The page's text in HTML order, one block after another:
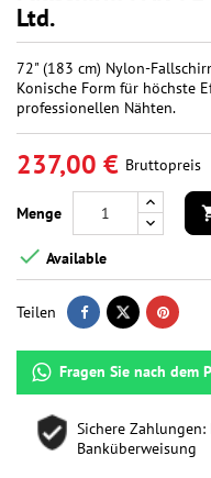
Ltd.
72" (183 cm) Nylon-
Konische Form für höchste
professionellen Nähten.
237,00 € Bruttopreis
Menge
 Available
Teilen
Fragen Sie nach dem
Sichere
Banküberweisung